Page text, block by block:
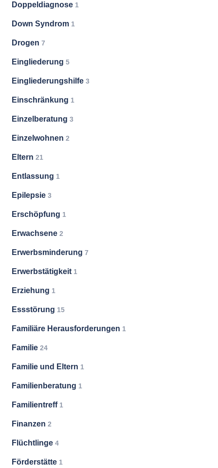
Doppeldiagnose 1
Down Syndrom 1
Drogen 7
Eingliederung 5
Eingliederungshilfe 3
Einschränkung 1
Einzelberatung 3
Einzelwohnen 2
Eltern 21
Entlassung 1
Epilepsie 3
Erschöpfung 1
Erwachsene 2
Erwerbsminderung 7
Erwerbstätigkeit 1
Erziehung 1
Essstörung 15
Familiäre Herausforderungen 1
Familie 24
Familie und Eltern 1
Familienberatung 1
Familientreff 1
Finanzen 2
Flüchtlinge 4
Förderstätte 1